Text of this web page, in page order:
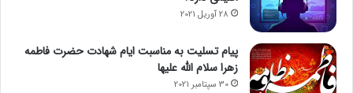
28 آوریل 2021
پیام تسلیت به مناسبت ایام شهادت حضرت فاطمه
زهرا سلام الله علیها
30 سپتامبر 2021